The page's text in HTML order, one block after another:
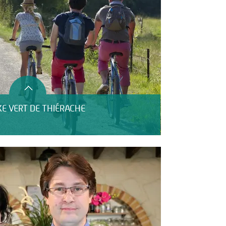
VERT DE THIÉRACHE